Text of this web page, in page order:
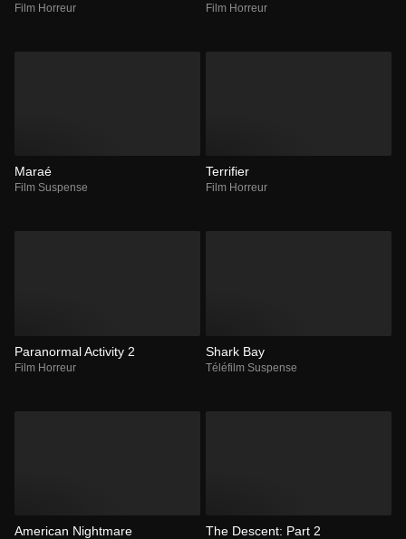
Film Horreur Film Horreur
Maraé
Film Suspense
Terrifier
Film Horreur
Paranormal Activity 2
Film Horreur
Shark Bay
Téléfilm Suspense
American Nightmare The Descent: Part 2